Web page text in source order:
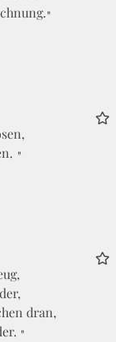
dran,